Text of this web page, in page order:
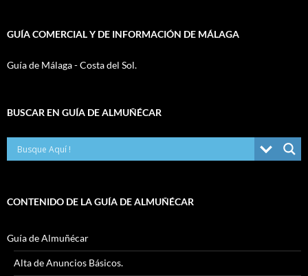
GUÍA COMERCIAL Y DE INFORMACIÓN DE MÁLAGA
Guía de Málaga - Costa del Sol.
BUSCAR EN GUÍA DE ALMUÑÉCAR
CONTENIDO DE LA GUÍA DE ALMUÑÉCAR
Guía de Almuñécar
Alta de Anuncios Básicos.